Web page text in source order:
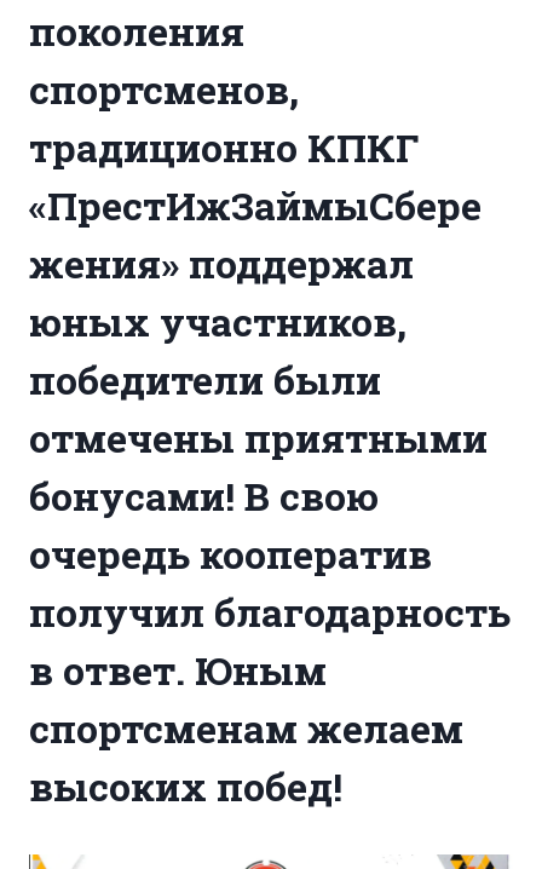
поколения
спортсменов,
традиционно КПКГ
«ПрестИжЗаймыСбере
жения» поддержал
юных участников,
победители были
отмечены приятными
бонусами! В свою
очередь кооператив
получил благодарность
в ответ. Юным
спортсменам желаем
высоких побед!